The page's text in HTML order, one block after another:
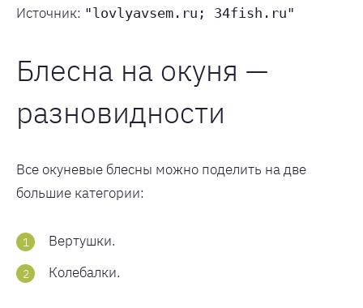
Источник: "lovlyavsem.ru; 34fish.ru"
Блесна на окуня —
разновидности
Все окуневые блесны можно поделить на две
большие категории:
Вертушки.
Колебалки.